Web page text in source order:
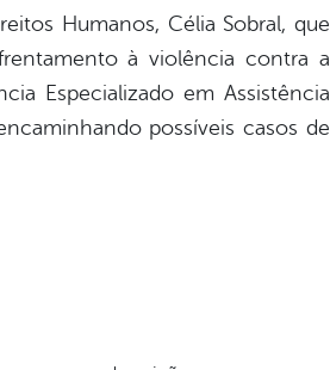
Humanos, Célia Sobral, que
à violência contra a
Especializado em Assistência
possíveis casos de